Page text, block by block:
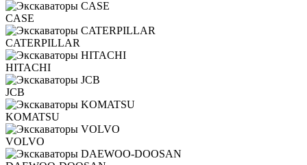
CASE
CATERPILLAR
HITACHI
JCB
KOMATSU
VOLVO